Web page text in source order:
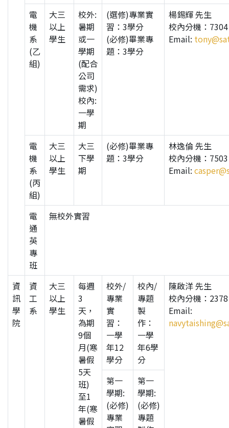
電
機
系
(乙
組)
大三
以上
學生
校外:
暑期
或一
學期
(配合
公司
需求)
校內:
一學
期
(選修)專業實
習：3學分
(必修)畢業專
題：3學分
楊錫輝 先生
校內分機：7304
Email:
電
機
系
(丙
組)
大三
以上
學生
大三
下學
期
(必修)畢業專
題：3學分
林逸倫 先生
校內分機：7503
Email:
電
通
英
專
班
無校外實習
資
訊
學
院
資
工
系
大三
以上
學生
每週
3
天，
為期
9個
月(寒
暑假
5天
班)
至1
年(寒
暑假
校外/
專業
實
習：
一學
年12
學分
校內/
專題
製
作：
一學
年6學
分
陳啟洋 先生
校內分機：2378
Email:
第一
學期:
(必修)
專業
第一
學期:
(必修)
專題